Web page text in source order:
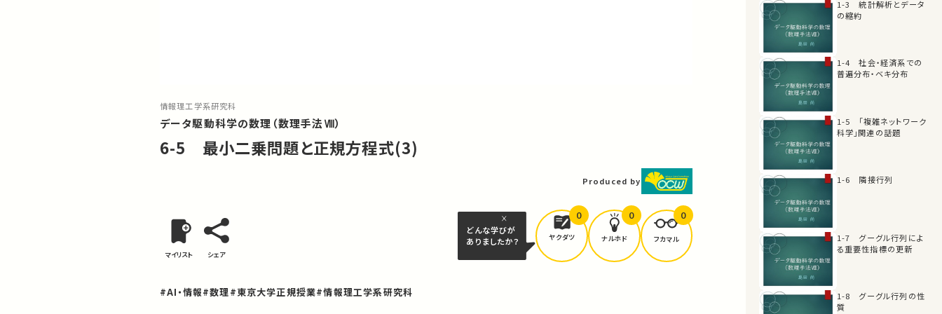
情報理工学系研究科
データ駆動科学の数理（数理手法Ⅷ）
6-5 最小二乗問題と正規方程式(3)
Produced by
マイリスト シェア
どんな学びが
ありましたか？
ヤクダツ
0
ナルホド
0
フカマル
0
#AI・情報#数理#東京大学正規授業#情報理工学系研究科
1-3 統計解析とデータ
の縮約
1-4 社会・経済系での
普遍分布・ベキ分布
1-5 「複雑ネットワーク
科学」関連の話題
1-6 隣接行列
1-7 グーグル行列によ
る重要性指標の更新
1-8 グーグル行列の性
質